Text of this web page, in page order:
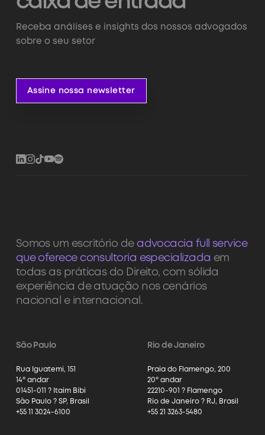
Receba análises e insights dos nossos advogados
sobre o seu setor
Assine nossa newsletter
Somos um escritório de advocacia full service
que oferece consultoria especializada em
todas as práticas do Direito, com sólida
experiência de atuação nos cenários
nacional e internacional.
São Paulo
Rua Iguatemi, 151
14º andar
01451-011 ? Itaim Bibi
São Paulo ? SP, Brasil
+55 11 3024-6100
Rio de Janeiro
Praia do Flamengo, 200
20º andar
22210-901 ? Flamengo
Rio de Janeiro ? RJ, Brasil
+55 21 3263-5480